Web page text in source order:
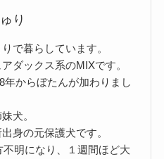
り
で暮らしています。
ダックス系のMIXです。
年からぼたんが加わりまし
犬。
身の元保護犬です。
明になり、１週間ほど大